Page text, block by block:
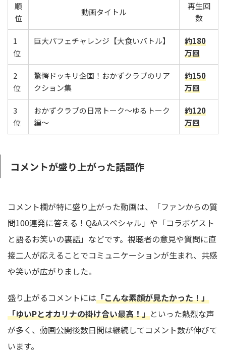
順
位
動画タイトル
再生回
数
1
位
巨大パフェチャレンジ【大食いバトル】
約180
万回
2
位
驚愕ドッキリ企画！おかずクラブのリア
クション集
約150
万回
3
位
おかずクラブの日常トーク〜ゆるトーク
編〜
約120
万回
コメントが盛り上がった話題作
コメント欄が特に盛り上がった動画は、「ファンからの質
問100連発に答える！Q&Aスペシャル」や「コラボゲスト
と語るお笑いの裏話」などです。視聴者の意見や質問に直
接二人が応えることでコミュニケーションが生まれ、共感
や笑いが広がりました。
盛り上がるコメントには「こんな素顔が見たかった！」
「ゆいPとオカリナの掛け合い最高！」といった熱烈な声
が多く、動画公開後数日間は継続してコメント数が伸びて
います。